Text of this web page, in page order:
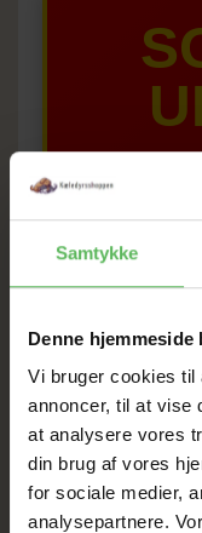
Samtykke
Denne
Vi bruger cookies til
annoncer, til at vise
at analysere vores
din brug af vores
for sociale medier,
analysepartnere.
TIL
HELE
Tilbud
I